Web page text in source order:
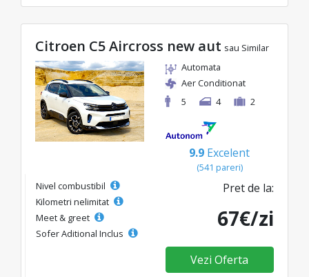
Citroen C5 Aircross new aut sau Similar
Automata
Aer Conditionat
5
4 2
9.9 Excelent
(541 pareri)
Nivel combustibil
Kilometri nelimitat
Meet & greet
Sofer Aditional Inclus
Pret de la:
67€/zi
Vezi Oferta